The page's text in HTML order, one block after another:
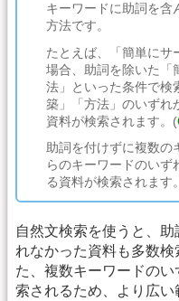
キーワードに助詞を含
方法です。
たとえば、「簡単にサ
場合、助詞を除いた「
法」といった条件で検
築」「方法」のいずれ
資料が検索されます。(
助詞を付けずに複数の
らのキーワードのいず
る資料が検索されます。
自然文検索を使うと、
れなかった資料も多数
た、複数キーワードの
索されるため、より広い